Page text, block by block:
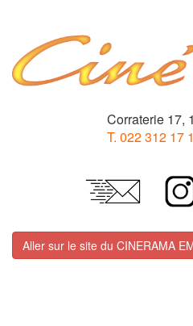
Corraterie 17,
T. 022 312 17
Aller sur le site du CINERAMA